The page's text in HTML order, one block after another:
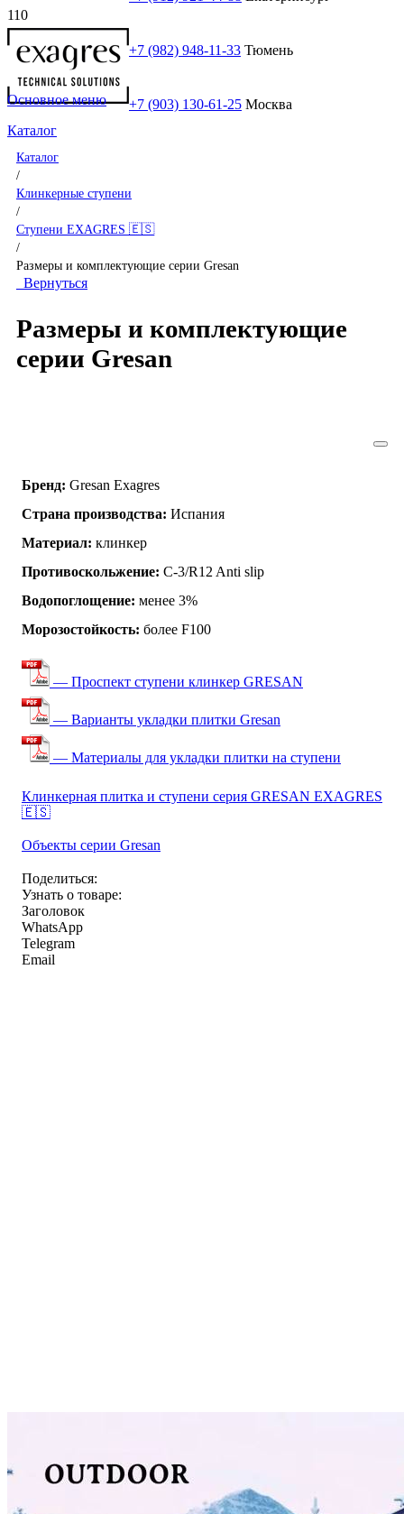
+7 (982) 948-11-33 Тюмень
+7 (903) 130-61-25 Москва
Основное меню
Каталог
Каталог
/
Клинкерные ступени
/
Ступени EXAGRES 🇪🇸
/
Размеры и комплектующие серии Gresan
Вернуться
Размеры и комплектующие
серии Gresan
Бренд: Gresan Exagres
Страна производства: Испания
Материал: клинкер
Противоскольжение: C-3/R12 Anti slip
Водопоглощение: менее 3%
Морозостойкость: более F100
— Проспект ступени клинкер GRESAN
— Варианты укладки плитки Gresan
— Материалы для укладки плитки на ступени
Клинкерная плитка и ступени серия GRESAN EXAGRES
🇪🇸
Объекты серии Gresan
Поделиться:
Узнать о товаре:
Заголовок
WhatsApp
Telegram
Email